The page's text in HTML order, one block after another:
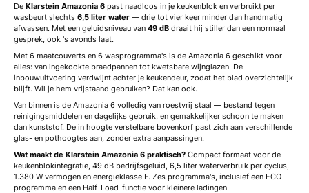
De Klarstein Amazonia 6 past naadloos in je keukenblok en verbruikt per
wasbeurt slechts 6,5 liter water — drie tot vier keer minder dan handmatig
afwassen. Met een geluidsniveau van 49 dB draait hij stiller dan een normaal
gesprek, ook 's avonds laat.
Met 6 maatcouverts en 6 wasprogramma's is de Amazonia 6 geschikt voor
alles: van ingekookte braadpannen tot kwetsbare wijnglazen. De
inbouwuitvoering verdwijnt achter je keukendeur, zodat het blad overzichtelijk
blijft. Wil je hem vrijstaand gebruiken? Dat kan ook.
Van binnen is de Amazonia 6 volledig van roestvrij staal — bestand tegen
reinigingsmiddelen en dagelijks gebruik, en gemakkelijker schoon te maken
dan kunststof. De in hoogte verstelbare bovenkorf past zich aan verschillende
glas- en pothoogtes aan, zonder extra aanpassingen.
Wat maakt de Klarstein Amazonia 6 praktisch? Compact formaat voor de
keukenblokintegratie, 49 dB bedrijfsgeluid, 6,5 liter waterverbruik per cyclus,
1.380 W vermogen en energieklasse F. Zes programma's, inclusief een ECO-
programma en een Half-Load-functie voor kleinere ladingen.